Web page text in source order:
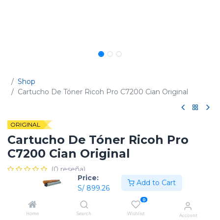
Price:
S/ 899.26
Add to Cart
Home Search
0
Wishlist Account
Shop
Cartucho De Tóner Ricoh Pro C7200 Cian Original
ORIGINAL
Cartucho De Tóner Ricoh Pro
C7200 Cian Original
(0 reseña)
828531 / 828497